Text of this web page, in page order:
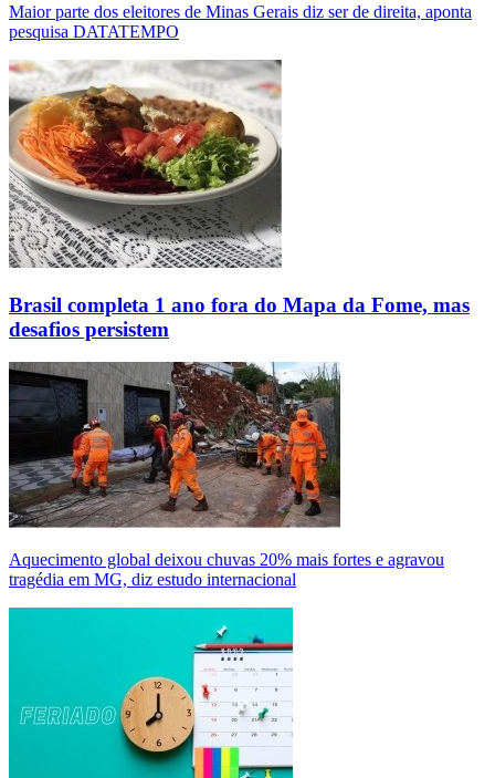
Maior parte dos eleitores de Minas Gerais diz ser de direita, aponta
pesquisa DATATEMPO
Brasil completa 1 ano fora do Mapa da Fome, mas
desafios persistem
Aquecimento global deixou chuvas 20% mais fortes e agravou
tragédia em MG, diz estudo internacional